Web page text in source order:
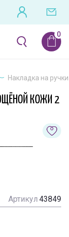
Накладка на
КОЖИ 2
Артикул 43849